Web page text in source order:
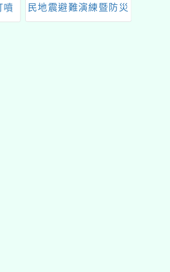
災
國兒童交通安全繪畫比
賽